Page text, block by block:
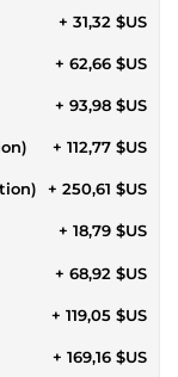
+ 31,32 $US
+ 62,66 $US
+ 93,98 $US
+ 112,77 $US
+ 250,61 $US
+ 18,79 $US
+ 68,92 $US
+ 119,05 $US
+ 169,16 $US